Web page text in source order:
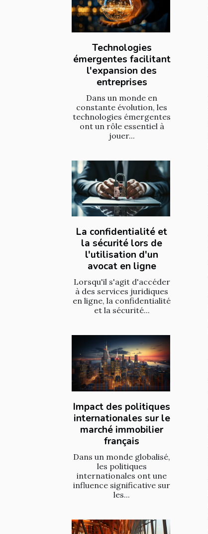
Technologies
émergentes facilitant
l'expansion des
entreprises
Dans un monde en
constante évolution, les
technologies émergentes
ont un rôle essentiel à
jouer...
La confidentialité et
la sécurité lors de
l'utilisation d'un
avocat en ligne
Lorsqu'il s'agit d'accéder
à des services juridiques
en ligne, la confidentialité
et la sécurité...
Impact des politiques
internationales sur le
marché immobilier
français
Dans un monde globalisé,
les politiques
internationales ont une
influence significative sur
les...